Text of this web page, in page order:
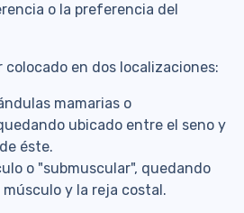
o la preferencia del
colocado en dos localizaciones:
mamarias o
ubicado entre el seno y
éste.
o "submuscular", quedando
y la reja costal.